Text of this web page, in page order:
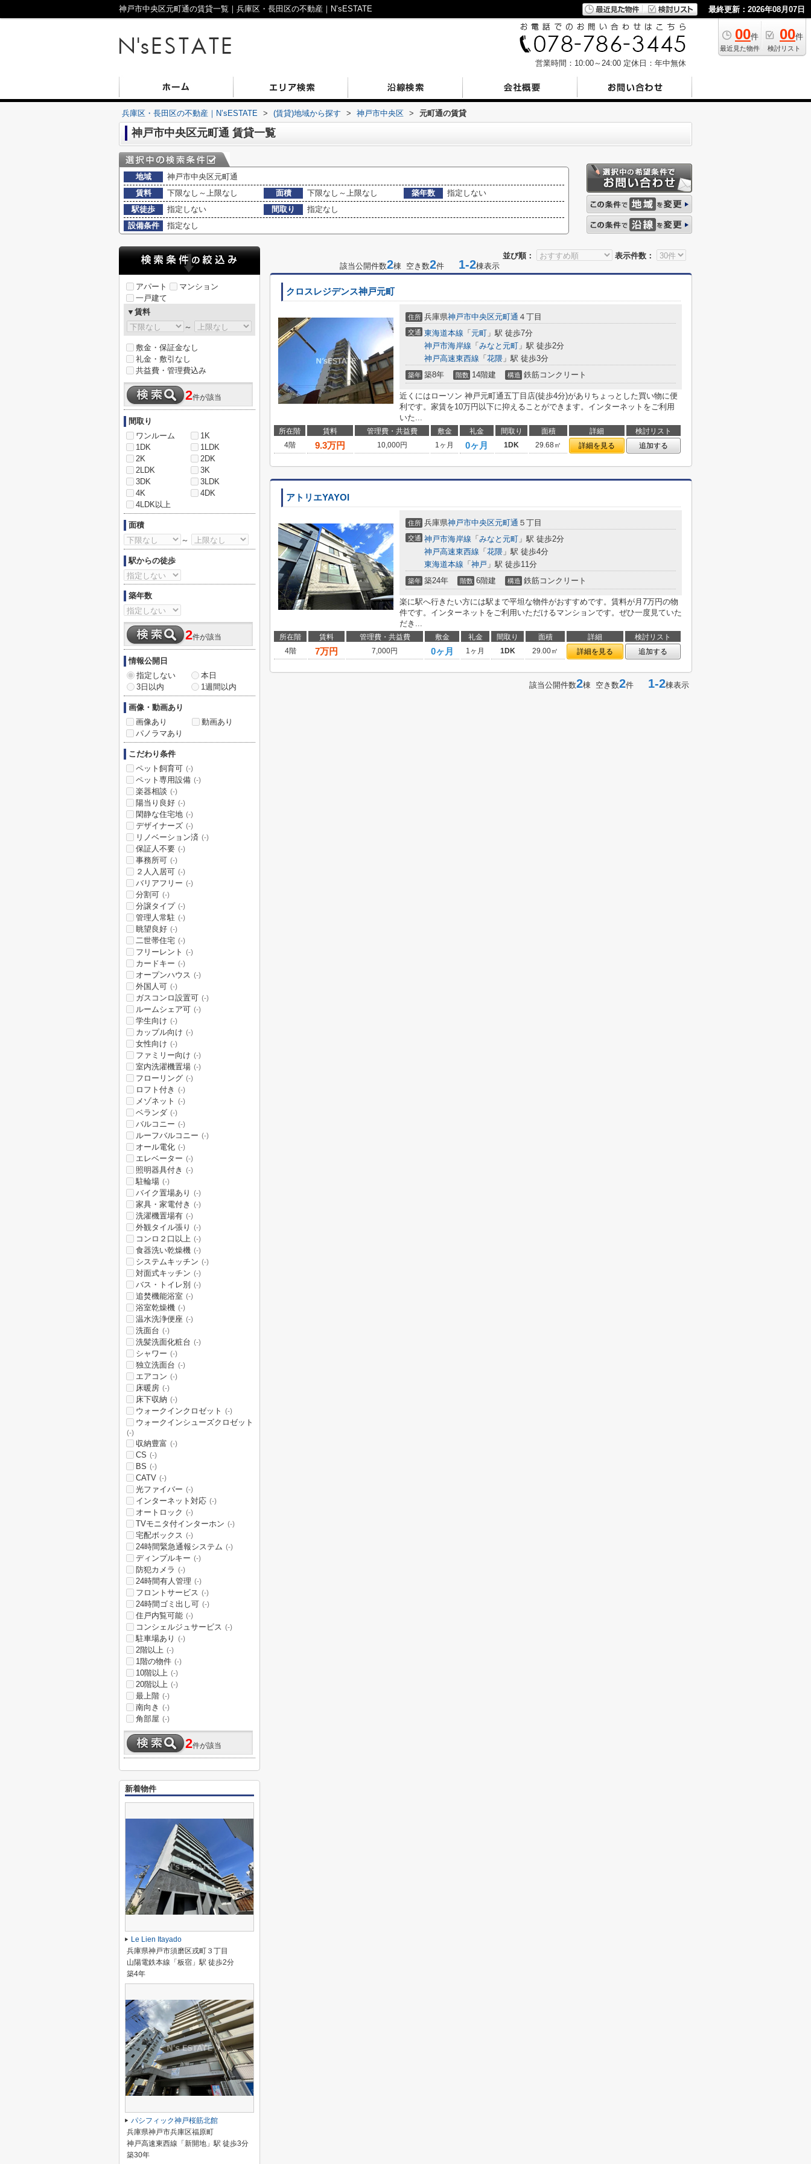
神戸市中央区元町通の賃貸一覧｜兵庫区・長田区の不動産｜N’sESTATE 最終更新：2026年08月07日
00件
最近見た物件
00件
検討リスト
営業時間：10:00～24:00 定休日：年中無休
兵庫区・長田区の不動産｜N’sESTATE > (賃貸)地域から探す > 神戸市中央区 > 元町通の賃貸
神戸市中央区元町通 賃貸一覧
地域
神戸市中央区元町通
賃料
下限なし～上限なし 面積 下限なし～上限なし 築年数
指定しない
駅徒歩
指定しない 間取り
指定なし
設備条件
指定なし
並び順：
表示件数：
該当公開件数2棟 空き数2件 1-2棟表示
クロスレジデンス神戸元町
住所 兵庫県神戸市中央区元町通 ４丁目
交通 東海道本線 「 元町 」駅 徒歩7分
神戸市海岸線 「 みなと元町 」駅 徒歩2分
神戸高速東西線 「 花隈 」駅 徒歩3分
築年 築8年 階数 14階建 構造 鉄筋コンクリート
近くにはローソン 神戸元町通五丁目店(徒歩4分)がありちょっとした買い物に便
利です。家賃を10万円以下に抑えることができます。インターネットをご利用
いた...
所在階 賃料 管理費・共益費 敷金 礼金 間取り 面積 詳細
検討リスト
4階
9.3万円 10,000円 1ヶ月 0ヶ月 1DK 29.68㎡ 詳細を見る 追加する
アトリエYAYOI
住所 兵庫県神戸市中央区元町通 ５丁目
交通 神戸市海岸線 「 みなと元町 」駅 徒歩2分
神戸高速東西線 「 花隈 」駅 徒歩4分
東海道本線 「 神戸 」駅 徒歩11分
築年 築24年 階数 6階建 構造 鉄筋コンクリート
楽に駅へ行きたい方には駅まで平坦な物件がおすすめです。賃料が月7万円の物
件です。インターネットをご利用いただけるマンションです。ぜひ一度見ていた
だき...
所在階 賃料 管理費・共益費 敷金 礼金 間取り 面積 詳細
検討リスト
4階
7万円 7,000円 0ヶ月 1ヶ月 1DK 29.00㎡ 詳細を見る 追加する
該当公開件数2棟 空き数2件 1-2棟表示
アパート
マンション
一戸建て
▼賃料
～
敷金・保証金なし
礼金・敷引なし
共益費・管理費込み
2件が該当
間取り
ワンルーム
1K
1DK
1LDK
2K
2DK
2LDK
3K
3DK
3LDK
4K
4DK
4LDK以上
面積
～
駅からの徒歩
築年数
2件が該当
情報公開日
指定しない
本日
3日以内
1週間以内
画像・動画あり
画像あり
動画あり
パノラマあり
こだわり条件
ペット飼育可 (-)
ペット専用設備 (-)
楽器相談 (-)
陽当り良好 (-)
閑静な住宅地 (-)
デザイナーズ (-)
リノベーション済 (-)
保証人不要 (-)
事務所可 (-)
２人入居可 (-)
バリアフリー (-)
分割可 (-)
分譲タイプ (-)
管理人常駐 (-)
眺望良好 (-)
二世帯住宅 (-)
フリーレント (-)
カードキー (-)
オープンハウス (-)
外国人可 (-)
ガスコンロ設置可 (-)
ルームシェア可 (-)
学生向け (-)
カップル向け (-)
女性向け (-)
ファミリー向け (-)
室内洗濯機置場 (-)
フローリング (-)
ロフト付き (-)
メゾネット (-)
ベランダ (-)
バルコニー (-)
ルーフバルコニー (-)
オール電化 (-)
エレベーター (-)
照明器具付き (-)
駐輪場 (-)
バイク置場あり (-)
家具・家電付き (-)
洗濯機置場有 (-)
外観タイル張り (-)
コンロ２口以上 (-)
食器洗い乾燥機 (-)
システムキッチン (-)
対面式キッチン (-)
バス・トイレ別 (-)
追焚機能浴室 (-)
浴室乾燥機 (-)
温水洗浄便座 (-)
洗面台 (-)
洗髪洗面化粧台 (-)
シャワー (-)
独立洗面台 (-)
エアコン (-)
床暖房 (-)
床下収納 (-)
ウォークインクロゼット (-)
ウォークインシューズクロゼット
(-)
収納豊富 (-)
CS (-)
BS (-)
CATV (-)
光ファイバー (-)
インターネット対応 (-)
オートロック (-)
TVモニタ付インターホン (-)
宅配ボックス (-)
24時間緊急通報システム (-)
ディンプルキー (-)
防犯カメラ (-)
24時間有人管理 (-)
フロントサービス (-)
24時間ゴミ出し可 (-)
住戸内覧可能 (-)
コンシェルジュサービス (-)
駐車場あり (-)
2階以上 (-)
1階の物件 (-)
10階以上 (-)
20階以上 (-)
最上階 (-)
南向き (-)
角部屋 (-)
2件が該当
新着物件
Le Lien Itayado
兵庫県神戸市須磨区戎町３丁目
山陽電鉄本線「板宿」駅 徒歩2分
築4年
パシフィック神戸桜筋北館
兵庫県神戸市兵庫区福原町
神戸高速東西線「新開地」駅 徒歩3分
築30年